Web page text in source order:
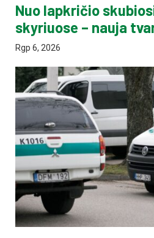
Nuo lapkričio
skyriuose – nauja
Rgp 6, 2026